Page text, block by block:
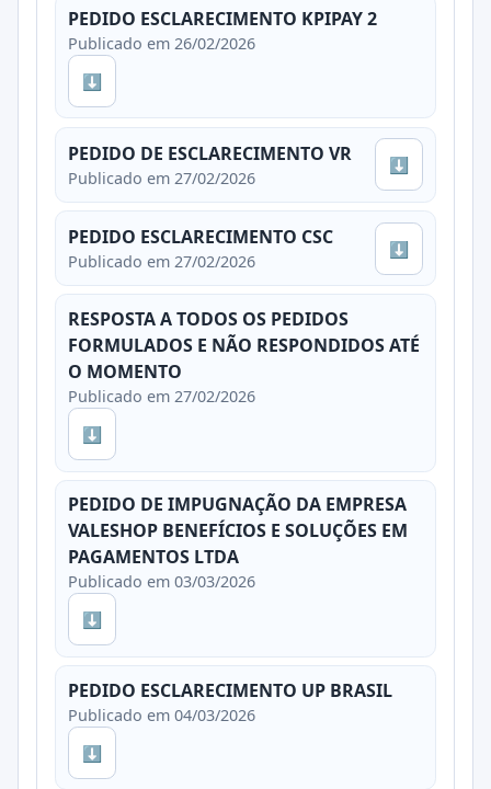
PEDIDO ESCLARECIMENTO KPIPAY 2
Publicado em 26/02/2026
⬇
PEDIDO DE ESCLARECIMENTO VR
Publicado em 27/02/2026
⬇
PEDIDO ESCLARECIMENTO CSC
Publicado em 27/02/2026
⬇
RESPOSTA A TODOS OS PEDIDOS
FORMULADOS E NÃO RESPONDIDOS ATÉ
O MOMENTO
Publicado em 27/02/2026
⬇
PEDIDO DE IMPUGNAÇÃO DA EMPRESA
VALESHOP BENEFÍCIOS E SOLUÇÕES EM
PAGAMENTOS LTDA
Publicado em 03/03/2026
⬇
PEDIDO ESCLARECIMENTO UP BRASIL
Publicado em 04/03/2026
⬇